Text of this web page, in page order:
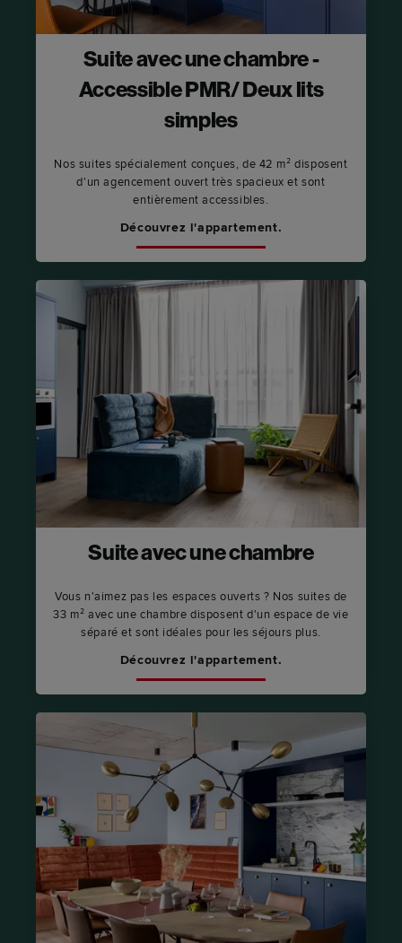
Suite avec une chambre -
Accessible PMR/ Deux lits
simples
Nos suites spécialement conçues, de 42 m² disposent
d'un agencement ouvert très spacieux et sont
entièrement accessibles.
Découvrez l'appartement.
Suite avec une chambre
Vous n'aimez pas les espaces ouverts ? Nos suites de
33 m² avec une chambre disposent d'un espace de vie
séparé et sont idéales pour les séjours plus.
Découvrez l'appartement.